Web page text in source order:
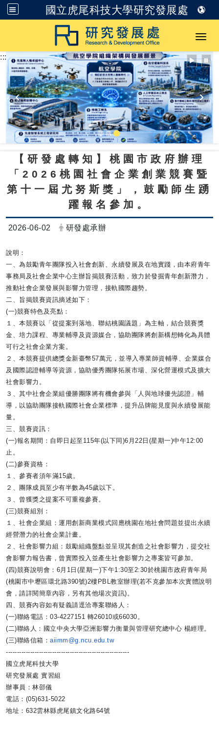
國立虎尾科技大學研究發展處
跳到主要內容
:::
【研發處轉知】桃園市政府辦理
「2026桃園社會企業創業競賽暨
第十一屆尤努斯獎」，鼓勵師生踴
躍報名參加。
日期：
2026-06-02 發布者：
研發處承辦
說明：
一、為鼓勵青年團隊投入社會創新、永續發展及在地實踐， 由本府青年
事務局及社會企業中心主辦旨揭競賽活動， 致力於發掘青年創新潛力，
推動社會企業發展與影響力管理， 接軌國際趨勢。
二、旨揭競賽資訊摘述如下：
(一)競賽特色及亮點：
１、本競賽以「從提案到落地、聯結桃園議題」為主軸， 結合競賽獎
金、培力課程、專業輔導及資源媒合， 協助團隊將創新構想轉化為具體
可行之社會企業方案。
２、本競賽提供總獎金新臺幣57萬元，並導入專業師資輔導、 企業媒合
及國際認證輔導等資源，協助優秀團隊拓展市場、 深化營運模式及擴大
社會影響力。
３、其中社會企業組優勝團隊將有機會參與「人與地球優先認證」 輔
導，以協助團隊接軌國際社會企業標準， 提升品牌能見度與永續發展能
量。
三、競賽資訊：
(一)報名期間：自即日起至115年(以下同)6月22日(星期一)中午12:00
止。
(二)參賽資格：
１、參賽者須年滿15歲。
２、團隊成員至少有半數為45歲以下。
３、曾獲獎之提案不可重複參賽。
(三)競賽組別：
１、社會企業組： 運用創新商業模式回應桃園在地社會問題並提出永續
經營潛力的社會企業計畫。
２、社會影響力組：鼓勵組織盤點並呈現其創造之社會影響力， 提交社
會影響力報告書， 曾實際投入並產生社會影響力之專案皆可參加。
(四)競賽說明會：6月1日(星期一)下午1:30至2:30於桃園市政府青年局
(桃園市中壢區環北路390號)2樓PBL教室辦理(若不克參加本次實體說明
會， 請詳閱簡章內容，另有其他場次資訊)。
四、競賽內容如有疑義請逕洽專案聯絡人：
(一)聯絡電話：03-4227151 轉26010或66030。
(二)聯絡人：國立中央大學亞洲影響力衡量與管理研究總中心 楊經理。
(三)聯絡信箱： aiimm@g.ncu.edu.tw
--------------------------------------------------------
國立虎尾科技大學
研究發展處 實習組
辦事員：林邵儀
電話：(05)631-5022
地址：632雲林縣虎尾鎮文化路64號